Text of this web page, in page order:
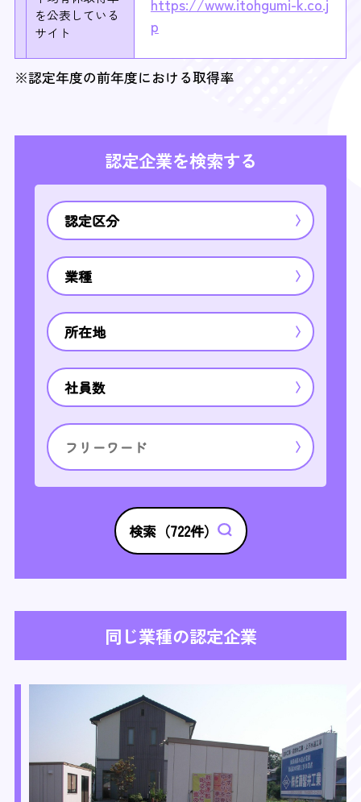
を公表している
サイト
https://www.itohgumi-k.co.j
p
※認定年度の前年度における取得率
認定企業を検索する
認定区分
業種
所在地
社員数
検索（722件）
同じ業種の認定企業